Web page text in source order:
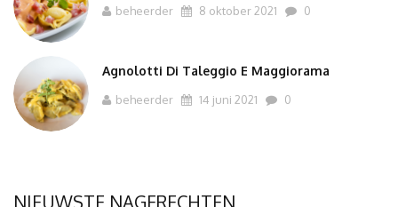
beheerder 8 oktober 2021 0
Agnolotti Di Taleggio E Maggiorama
beheerder 14 juni 2021 0
NIEUWSTE NAGERECHTEN